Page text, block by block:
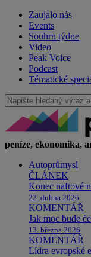
Zaujalo nás
Events
Souhrn týdne
Video
Peak Voice
Podcast
Tématické
peníze, ekonomika,
Autoprůmysl
ČLÁNEK
Konec naftové
22. dubna 2026
KOMENTÁŘ
Jak moc bude
13. března 2026
KOMENTÁŘ
Lídra evropské